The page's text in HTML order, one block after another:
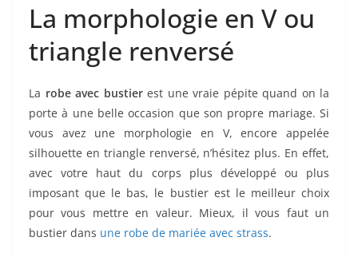
La morphologie en V ou
triangle renversé
La robe avec bustierest une vraie pépite quand on la
porte à une belle occasion que son propre mariage. Si
vous avez une morphologie en V, encore appelée
silhouette en triangle renversé, n’hésitez plus. En effet,
avec votre haut du corps plus développé ou plus
imposant que le bas, le bustier est le meilleur choix
pour vous mettre en valeur. Mieux, il vous faut un
bustier dans une robe de mariée avec strass.